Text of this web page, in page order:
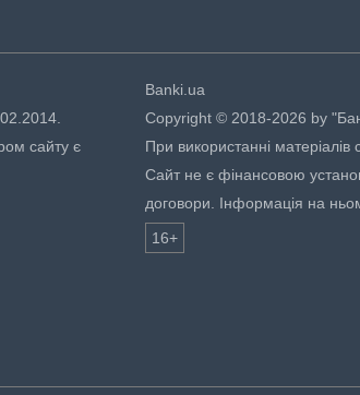
сайту є
Banki.ua
Copyright © 2018-2026 by
При використанні
Сайт не є фінансовою
договори. Інформація на
16+